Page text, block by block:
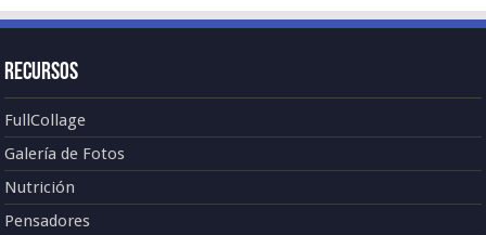
Recursos
FullCollage
Galería de Fotos
Nutrición
Pensadores